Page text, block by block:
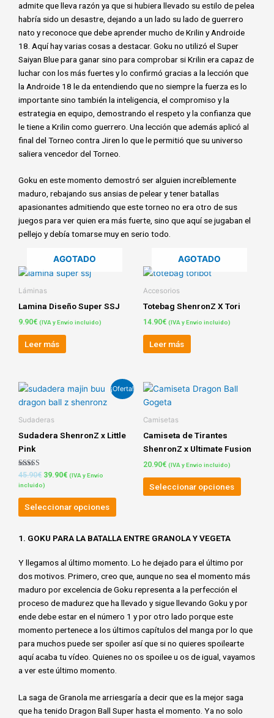
admite que lleva razón ya que si hubiera llevado su estilo de pelea
habría sido un desastre, dejando a un lado su lado de guerrero
nato y reconoce que debe aprender mucho de Krilin y Androide
18. Aquí hay varias cosas a destacar. Goku no utilizó el Super
Saiyan Blue para ganar sino para comprobar si Krilin era capaz de
luchar con los más fuertes y lo confirmó gracias a la lección que
la Androide 18 le da entendiendo que no siempre la fuerza es lo
importante sino también la inteligencia, el compromiso y la
estrategia en equipo, demostrando el respeto y la confianza que
le tiene a Krilin como guerrero. Una lección que además aplicó al
final del Torneo contra Jiren lo que le permitió que su universo
saliera vencedor del Torneo.
Goku en este momento demostró ser alguien increíblemente
maduro, rebajando sus ansias de pelear y tener batallas
apasionantes admitiendo que este torneo no era otro de sus
juegos para ver quien era más fuerte, sino que aquí se jugaban el
pellejo y debía tomarse muy en serio todo.
AGOTADO
Láminas
Lamina Diseño Super SSJ
9.90€ (IVA y Envío incluido)
Leer más
AGOTADO
Accesorios
Totebag ShenronZ X Tori
14.90€ (IVA y Envío incluido)
Leer más
¡Oferta!
Sudaderas
Sudadera ShenronZ x Little
Pink
Valorado con
de 5
45.90€
El
original
39.90€
El
precio
actual
(IVA y Envío
incluido)
Seleccionar opciones
Este
producto
opciones
pueden
la
de
producto
Camisetas
Camiseta de Tirantes
ShenronZ x Ultimate Fusion
20.90€ (IVA y Envío incluido)
Seleccionar opciones
pueden
de
1. GOKU PARA LA BATALLA ENTRE GRANOLA Y VEGETA
Y llegamos al último momento. Lo he dejado para el último por
dos motivos. Primero, creo que, aunque no sea el momento más
maduro por excelencia de Goku representa a la perfección el
proceso de madurez que ha llevado y sigue llevando Goku y por
ende debe estar en el número 1 y por otro lado porque este
momento pertenece a los últimos capítulos del manga por lo que
para muchos puede ser spoiler así que si no quieres spoilearte
aquí acaba tu vídeo. Quienes no os spoilee u os de igual, vayamos
a ver este último momento.
La saga de Granola me arriesgaría a decir que es la mejor saga
que ha tenido Dragon Ball Super hasta el momento. Ya no solo